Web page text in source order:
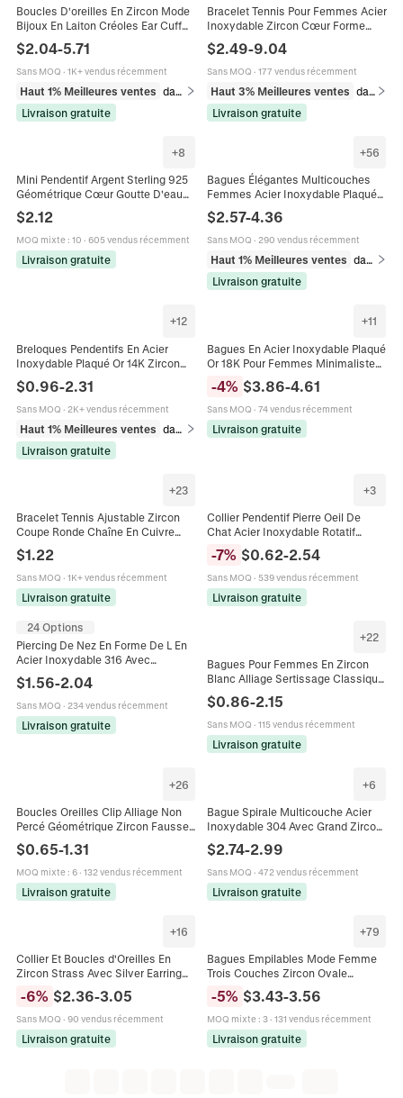
Boucles D'oreilles En Zircon Mode
Bijoux En Laiton Créoles Ear Cuff
Accessoires Décoratifs
$2.04-5.71
Sans MOQ · 1K+ vendus récemment
Haut 1% Meilleures ventes
Livraison gratuite
Bracelet Tennis Pour Femmes Acier
Inoxydable Zircon Cœur Forme
$2.49-9.04
Sans MOQ · 177 vendus récemment
Haut 3% Meilleures ventes
Livraison gratuite
+8
Mini Pendentif Argent Sterling 925
Géométrique Cœur Goutte D'eau
Zircon Charm Pour DIY Bijouterie
Femmes Élégant
$2.12
MOQ mixte: 10 · 605 vendus récemment
Livraison gratuite
+56
Bagues Élégantes Multicouches
Femmes Acier Inoxydable Plaqué
Or 18K Micro Pavé Zircon
Künstliche Perle Minimaliste
Papillon Cœur Bijoux
$2.57-4.36
Sans MOQ · 290 vendus récemment
Haut 1% Meilleures ventes
dans Bagues
Livraison gratuite
+12
Breloques Pendentifs En Acier
Inoxydable Plaqué Or 14K Zircon
Géométriques Accessoires DIY
$0.96-2.31
Sans MOQ · 2K+ vendus récemment
Haut 1% Meilleures ventes
Livraison gratuite
+11
Bagues En Acier Inoxydable Plaqué
Or 18K Pour Femmes Minimaliste
Cœur Zircon Émail Künstliche Perle
-4% $3.86-4.61
Sans MOQ · 74 vendus récemment
Livraison gratuite
+23
Bracelet Tennis Ajustable Zircon
Coupe Ronde Chaîne En Cuivre
Bijoux Pierre De Naissance
Élégants Avec Fermoir Coulissant
$1.22
Sans MOQ · 1K+ vendus récemment
Livraison gratuite
+3
Collier Pendentif Pierre Oeil De
Chat Acier Inoxydable Rotatif
Zircon Élégant Tendance
Minimaliste Bijoux Cadeau
Femmes
-7% $0.62-2.54
Sans MOQ · 539 vendus récemment
Livraison gratuite
24 Options
Piercing De Nez En Forme De L En
Acier Inoxydable 316 Avec
Pendentif En Zircon Coloré Cœur
Étoile Lune Fleur
$1.56-2.04
Sans MOQ · 234 vendus récemment
Livraison gratuite
+22
Bagues Pour Femmes En Zircon
Blanc Alliage Sertissage Classique
Rond Ovale Pavé Multi Rangées
Bijoux De Mariage Étincelants
$0.86-2.15
Sans MOQ · 115 vendus récemment
Livraison gratuite
+26
Boucles Oreilles Clip Alliage Non
Percé Géométrique Zircon Fausse
Confortable Bijoux Mode Femme
$0.65-1.31
MOQ mixte: 6· 132 vendus récemment
Livraison gratuite
+6
Bague Spirale Multicouche Acier
Inoxydable 304 Avec Grand Zircon
Pour Femmes
$2.74-2.99
Sans MOQ · 472 vendus récemment
Livraison gratuite
+16
Collier Et Boucles d'Oreilles En
Zircon Strass Avec Silver Earring
Post Pour Femmes Mariage Mariée
Bijoux Elégant Marquise
-6% $2.36-3.05
Sans MOQ · 90 vendus récemment
Livraison gratuite
+79
Bagues Empilables Mode Femme
Trois Couches Zircon Ovale
Incrusté Acier Inoxydable Vintage
Hip Hop Bijoux Accessoire
-5% $3.43-3.56
MOQ mixte: 3· 131 vendus récemment
Livraison gratuite